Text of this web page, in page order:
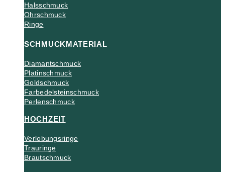
Halsschmuck
Ohrschmuck
Ringe
SCHMUCKMATERIAL
Diamantschmuck
Platinschmuck
Goldschmuck
Farbedelsteinschmuck
Perlenschmuck
HOCHZEIT
Verlobungsringe
Trauringe
Brautschmuck